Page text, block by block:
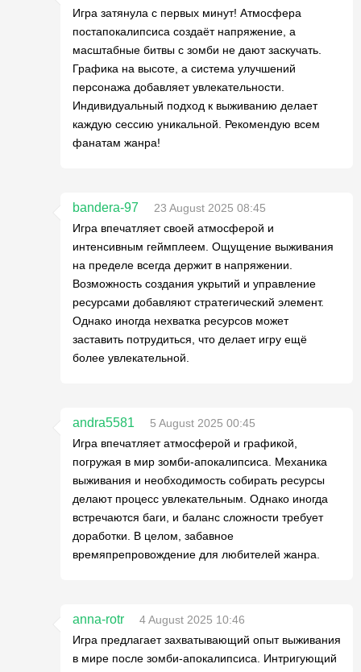
Игра затянула с первых минут! Атмосфера
постапокалипсиса создаёт напряжение, а
масштабные битвы с зомби не дают заскучать.
Графика на высоте, а система улучшений
персонажа добавляет увлекательности.
Индивидуальный подход к выживанию делает
каждую сессию уникальной. Рекомендую всем
фанатам жанра!
bandera-97
23 August 2025 08:45
Игра впечатляет своей атмосферой и
интенсивным геймплеем. Ощущение выживания
на пределе всегда держит в напряжении.
Возможность создания укрытий и управление
ресурсами добавляют стратегический элемент.
Однако иногда нехватка ресурсов может
заставить потрудиться, что делает игру ещё
более увлекательной.
andra5581
5 August 2025 00:45
Игра впечатляет атмосферой и графикой,
погружая в мир зомби-апокалипсиса. Механика
выживания и необходимость собирать ресурсы
делают процесс увлекательным. Однако иногда
встречаются баги, и баланс сложности требует
доработки. В целом, забавное
времяпрепровождение для любителей жанра.
anna-rotr
4 August 2025 10:46
Игра предлагает захватывающий опыт выживания
в мире после зомби-апокалипсиса. Интригующий